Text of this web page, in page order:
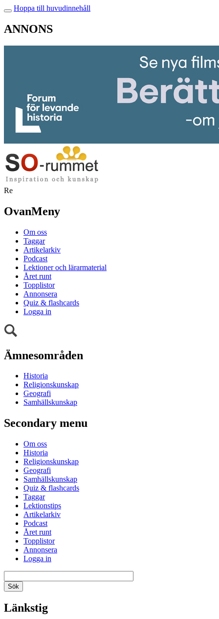
Hoppa till huvudinnehåll
ANNONS
Re
OvanMeny
Om oss
Taggar
Artikelarkiv
Podcast
Lektioner och lärarmaterial
Året runt
Topplistor
Annonsera
Quiz & flashcards
Logga in
Ämnesområden
Historia
Religionskunskap
Geografi
Samhällskunskap
Secondary menu
Om oss
Historia
Religionskunskap
Geografi
Samhällskunskap
Quiz & flashcards
Taggar
Lektionstips
Artikelarkiv
Podcast
Året runt
Topplistor
Annonsera
Logga in
Länkstig